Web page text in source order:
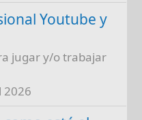
Youtube y
jugar y/o trabajar
2026